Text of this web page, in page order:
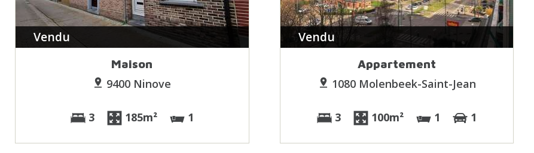
Vendu
Maison
9400 Ninove
3 185m² 1
Vendu
Appartement
1080 Molenbeek-Saint-Jean
3 100m² 1 1